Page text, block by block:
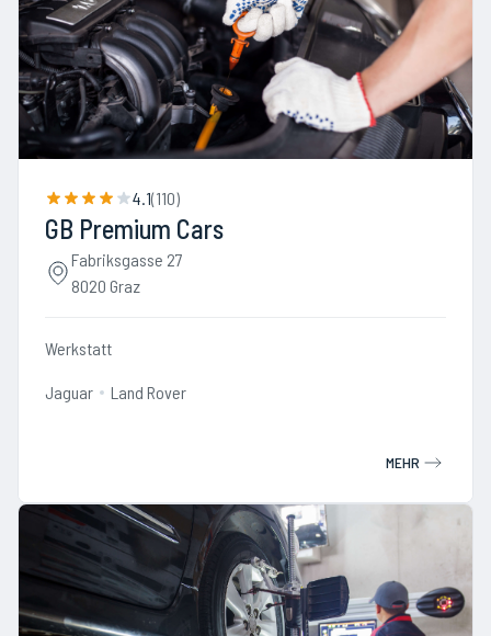
4.1(110)
GB Premium Cars
Fabriksgasse 27
8020 Graz
Werkstatt
Jaguar Land Rover
MEHR